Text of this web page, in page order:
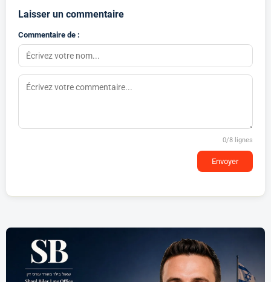
Laisser un commentaire
Commentaire de :
0/8 lignes
Envoyer